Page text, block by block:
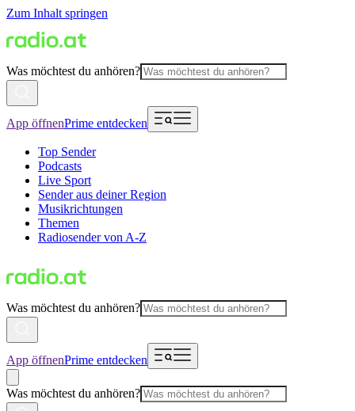
Zum Inhalt springen
Was möchtest du anhören?
App öffnenPrime entdecken
Top Sender
Podcasts
Live Sport
Sender aus deiner Region
Musikrichtungen
Themen
Radiosender von A-Z
Was möchtest du anhören?
App öffnenPrime entdecken
Was möchtest du anhören?